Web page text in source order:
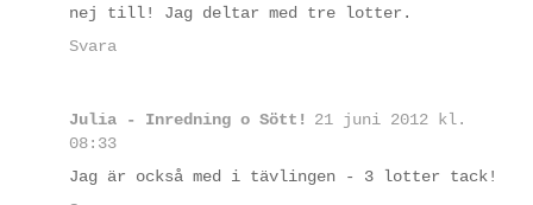
nej till! Jag deltar med tre lotter.
Svara
Julia - Inredning o Sött!
21 juni 2012 kl.
08:33
Jag är också med i tävlingen - 3 lotter tack!